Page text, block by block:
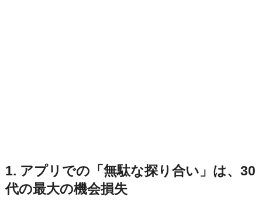
1. アプリでの「無駄な探り合い」は、30
代の最大の機会損失